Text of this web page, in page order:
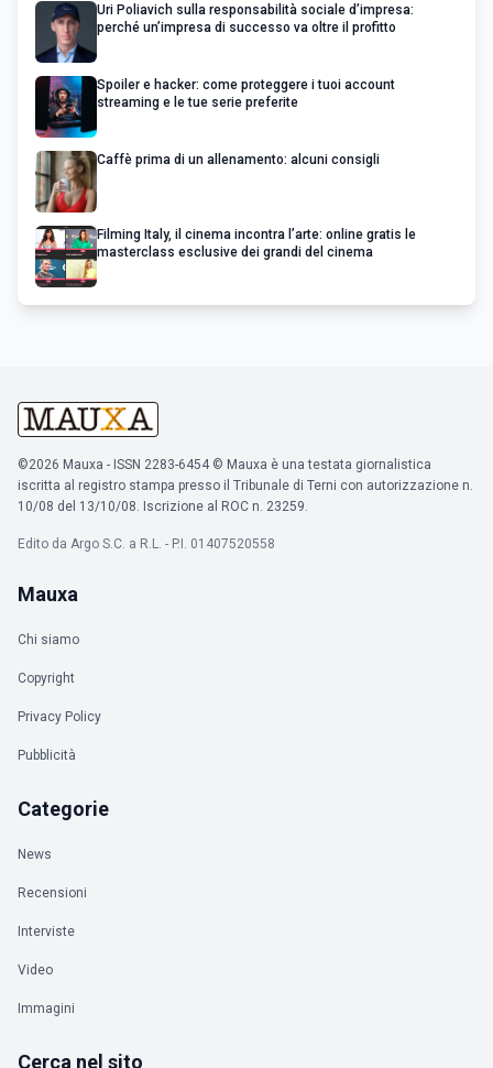
Uri Poliavich sulla responsabilità sociale d’impresa:
perché un’impresa di successo va oltre il profitto
Spoiler e hacker: come proteggere i tuoi account
streaming e le tue serie preferite
Caffè prima di un allenamento: alcuni consigli
Filming Italy, il cinema incontra l’arte: online gratis le
masterclass esclusive dei grandi del cinema
©2026 Mauxa - ISSN 2283-6454 © Mauxa è una testata giornalistica
iscritta al registro stampa presso il Tribunale di Terni con autorizzazione n.
10/08 del 13/10/08. Iscrizione al ROC n. 23259.
Edito da Argo S.C. a R.L. - P.I. 01407520558
Mauxa
Chi siamo
Copyright
Privacy Policy
Pubblicità
Categorie
News
Recensioni
Interviste
Video
Immagini
Cerca nel sito